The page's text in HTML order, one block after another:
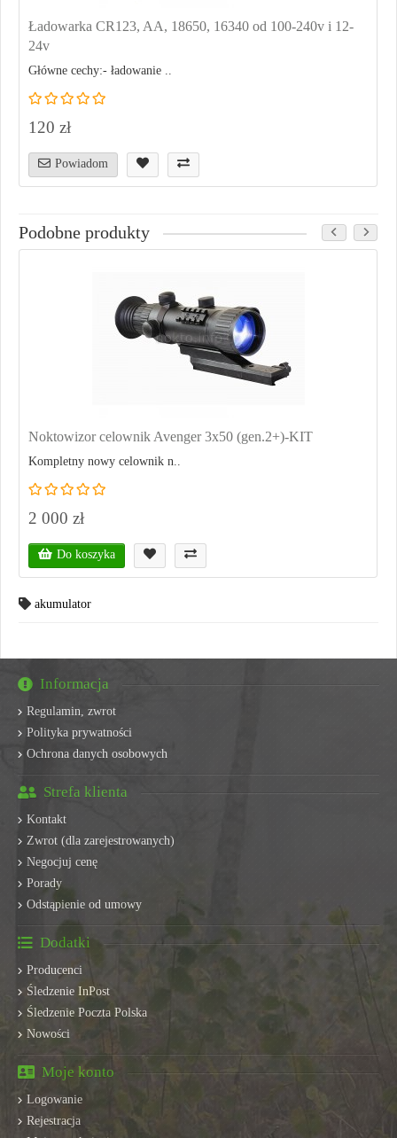
Ładowarka CR123, AA, 18650, 16340 od 100-240v i 12-
24v
Główne cechy:- ładowanie ..
120 zł
Powiadom
Podobne produkty
Noktowizor celownik Avenger 3x50 (gen.2+)-KIT
Kompletny nowy celownik n..
2 000 zł
Do koszyka
akumulator
Informacja
Regulamin, zwrot
Polityka prywatności
Ochrona danych osobowych
Strefa klienta
Kontakt
Zwrot (dla zarejestrowanych)
Negocjuj cenę
Porady
Odstąpienie od umowy
Dodatki
Producenci
Śledzenie InPost
Śledzenie Poczta Polska
Nowości
Moje konto
Logowanie
Rejestracja